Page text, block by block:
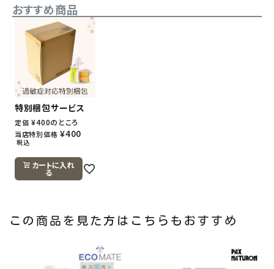
おすすめ商品
特別梱包サービス
定価 ¥400のところ
当店特別価格 ¥400
税込
カートに入れ
る
この商品を見た方はこちらもおすすめ